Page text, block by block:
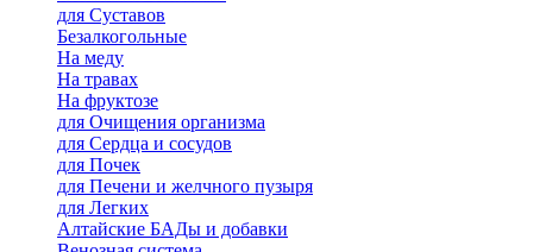
для Суставов
Безалкогольные
На меду
На травах
На фруктозе
для Очищения организма
для Сердца и сосудов
для Почек
для Печени и желчного пузыря
для Легких
Алтайские БАДы и добавки